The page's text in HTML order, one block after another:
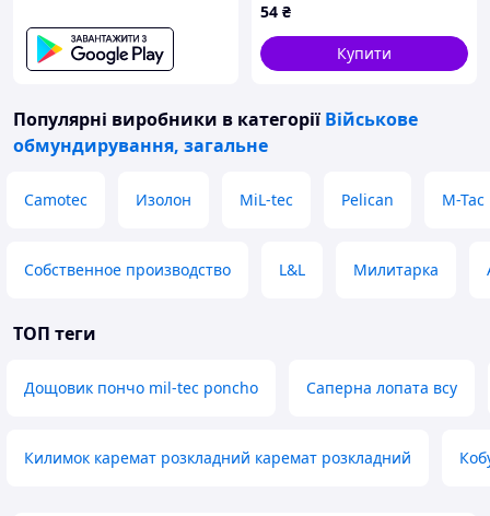
замовлення.
54 ₴
Купити
Популярні виробники в категорії Військове
обмундирування, загальне
Camotec Изолон MiL-tec Pelican M-Tac
Собственное производство L&L Милитарка
ТОП теги
Дощовик пончо mil-tec poncho Саперна лопата всу
Килимок каремат розкладний каремат розкладний